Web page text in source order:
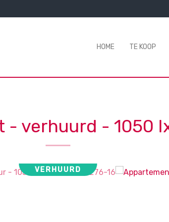
HOME TE KOOP
- verhuurd - 1050
VERHUURD